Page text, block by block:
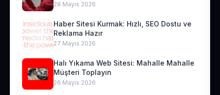
28 Mayıs 2026
Haber Sitesi Kurmak: Hızlı, SEO Dostu ve
Reklama Hazır
27 Mayıs 2026
Halı Yıkama Web Sitesi: Mahalle Mahalle
Müşteri Toplayın
26 Mayıs 2026